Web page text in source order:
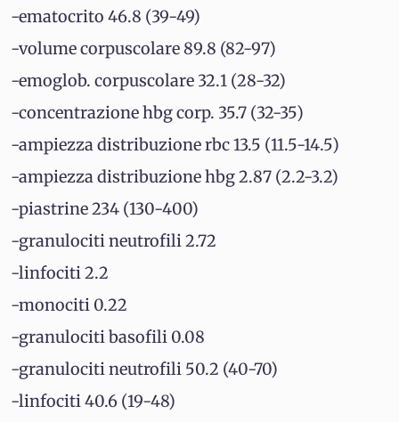
-ematocrito 46.8 (39-49)
-volume corpuscolare 89.8 (82-97)
-emoglob. corpuscolare 32.1 (28-32)
-concentrazione hbg corp. 35.7 (32-35)
-ampiezza distribuzione rbc 13.5 (11.5-14.5)
-ampiezza distribuzione hbg 2.87 (2.2-3.2)
-piastrine 234 (130-400)
-granulociti neutrofili 2.72
-linfociti 2.2
-monociti 0.22
-granulociti basofili 0.08
-granulociti neutrofili 50.2 (40-70)
-linfociti 40.6 (19-48)